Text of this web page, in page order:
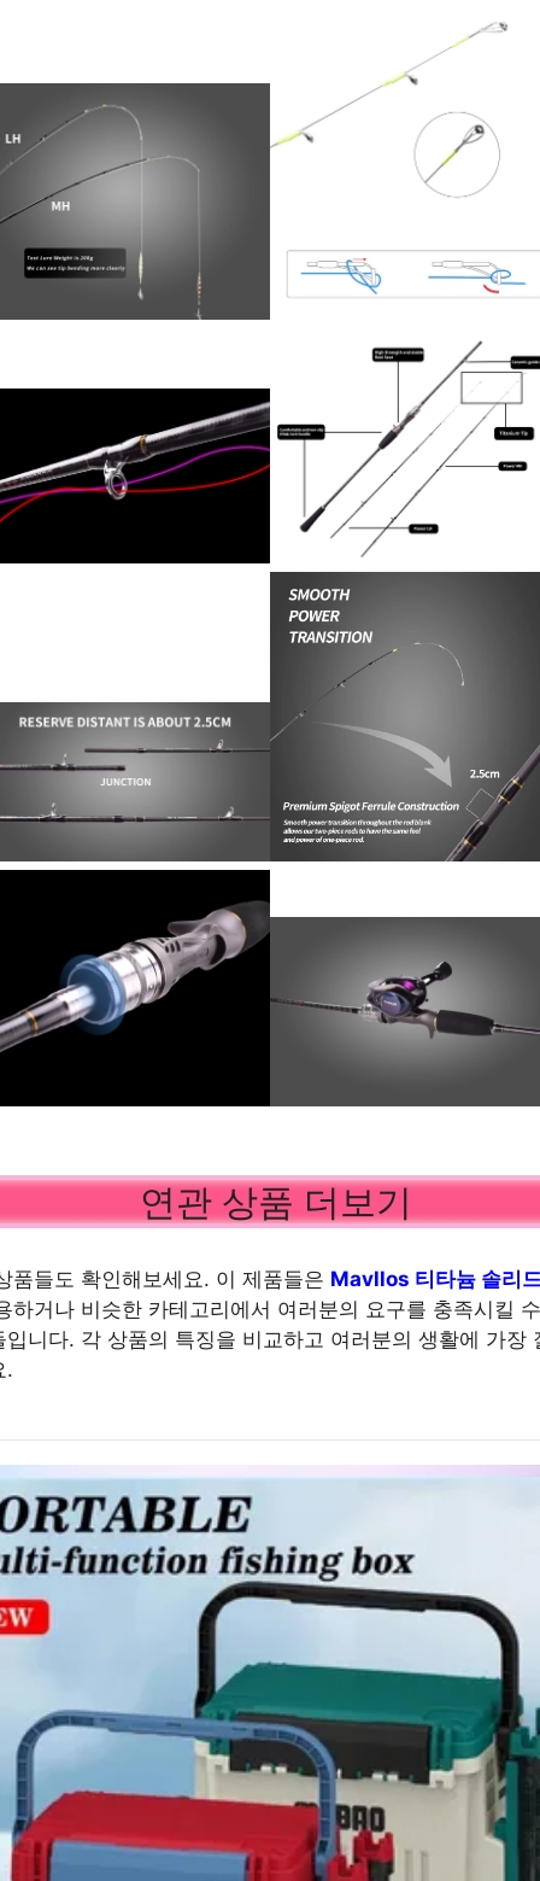
연관 상품 더보기
품들도 확인해보세요. 이 제품들은 Mavllos 티타늄 솔리
하거나 비슷한 카테고리에서 여러분의 요구를 충족시킬
입니다. 각 상품의 특징을 비교하고 여러분의 생활에 가장
.